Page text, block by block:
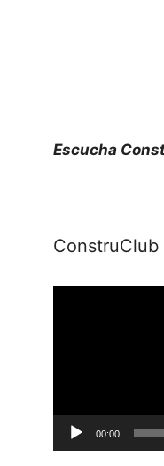
Escucha
ConstruClub
00:00